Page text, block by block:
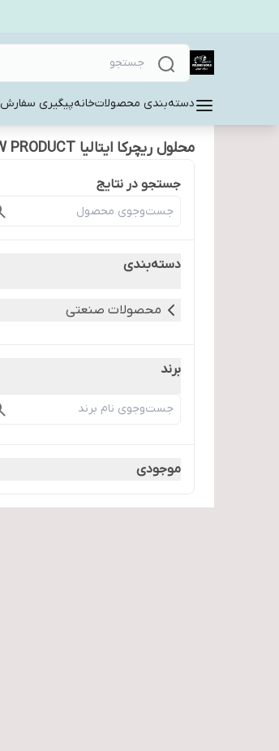
دسته‌بندی محصولاتخانهپیگیری سفارش
محلول ریچرکا ایتالیا R.C.PASS BRASS NEW PRODUCT (قیمت بر اساس 1 لیتر )
جستجو در نتایج
دسته‌بندی
محصولات صنعتی
برند
موجودی